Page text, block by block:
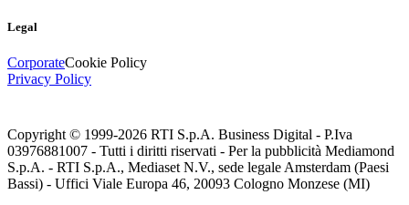
Legal
CorporateCookie Policy
Privacy Policy
Copyright © 1999-2026 RTI S.p.A. Business Digital - P.Iva
03976881007 - Tutti i diritti riservati - Per la pubblicità Mediamond
S.p.A. - RTI S.p.A., Mediaset N.V., sede legale Amsterdam (Paesi
Bassi) - Uffici Viale Europa 46, 20093 Cologno Monzese (MI)